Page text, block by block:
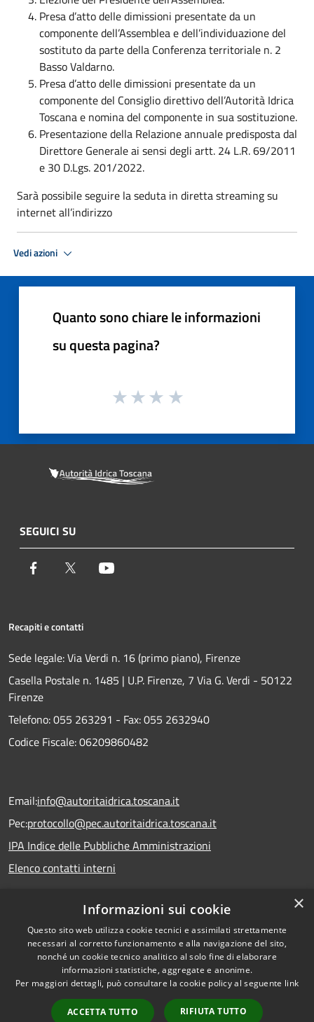
Presa d’atto delle dimissioni presentate da un
componente dell’Assemblea e dell’individuazione del
sostituto da parte della Conferenza territoriale n. 2
Basso Valdarno.
Presa d’atto delle dimissioni presentate da un
componente del Consiglio direttivo dell’Autorità Idrica
Toscana e nomina del componente in sua sostituzione.
Presentazione della Relazione annuale predisposta dal
Direttore Generale ai sensi degli artt. 24 L.R. 69/2011
e 30 D.Lgs. 201/2022.
Sarà possibile seguire la seduta in diretta streaming su
internet all’indirizzo
Vedi azioni
Quanto sono chiare le informazioni
su questa pagina?
SEGUICI SU
Facebook Twitter
Recapiti e contatti
Sede legale: Via Verdi n. 16 (primo piano), Firenze
Casella Postale n. 1485 | U.P. Firenze, 7 Via G. Verdi - 50122
Firenze
Telefono:055 263291 - Fax:055 2632940
Codice Fiscale: 06209860482
Email:info@autoritaidrica.toscana.it
Pec:protocollo@pec.autoritaidrica.toscana.it
IPA Indice delle Pubbliche Amministrazioni
Elenco contatti interni
Dichiarazione accessibilità
Accessibilità
Copyright © 2026 • Autorità
Idrica Toscana • Powered by
Municipium•
Accesso
×
Informazioni sui cookie
Questo sito web utilizza cookie tecnici e assimilati strettamente
necessari al corretto funzionamento e alla navigazione del sito,
nonché un cookie tecnico analitico al solo fine di elaborare
informazioni statistiche, aggregate e anonime.
Per maggiori dettagli, può consultare la cookie policy al seguente link
ACCETTA TUTTO RIFIUTA TUTTO